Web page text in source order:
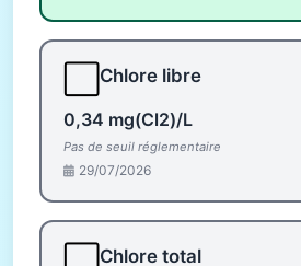
Chlore libre
0,34 mg(Cl2)/L
Pas de seuil réglementaire
29/07/2026
Chlore total